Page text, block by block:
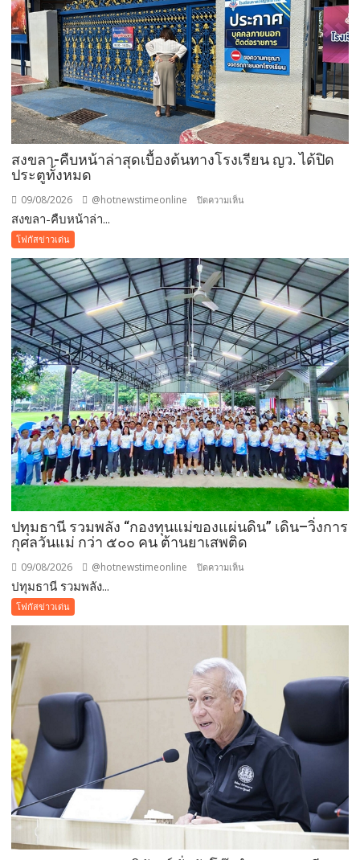
สงขลา-คืบหน้าล่าสุดเบื้องต้นทางโรงเรียน ญว. ได้ปิด
ประตูทั้งหมด
09/08/2026 @hotnewstimeonline ปิดความเห็น
ล่าสุด
เบื้อง
ต้นทาง
โรงเรียน
ญว.
ได้
ปิด
ประตู
ทั้งหมด
สงขลา-คืบหน้าล่า...
โฟกัสข่าวเด่น
ปทุมธานี รวมพลัง “กองทุนแม่ของแผ่นดิน” เดิน–วิ่งการ
กุศลวันแม่ กว่า ๕๐๐ คน ต้านยาเสพติด
09/08/2026 @hotnewstimeonline ปิดความเห็น
แผ่น
ดิน”
เดิน–
วิ่ง
การ
กุศล
วัน
แม่
กว่า
๕๐๐
ปทุมธานี รวมพลัง...
โฟกัสข่าวเด่น